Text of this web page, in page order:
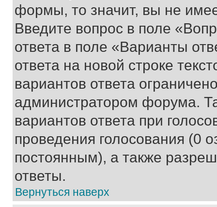
формы, то значит, вы не
Введите вопрос в поле
ответа в поле «Варианты
ответа на новой строке
вариантов ответа
администратором форума.
вариантов ответа при
проведения голосования (0
постоянным), а также
ответы.
Вернуться наверх